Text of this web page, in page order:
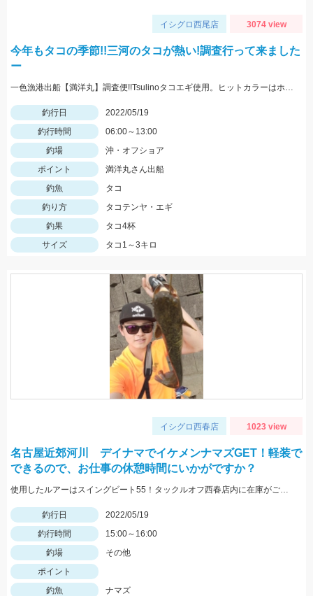
イシグロ西尾店 3074 view
今年もタコの季節!!三河のタコが熱い!調査行って来ました
ー
一色漁港出船【満洋丸】調査便!!Tsulinoタコエギ使用。ヒットカラーはホワイト・レッド
釣行日
2022/05/19
釣行時間
06:00～13:00
釣場
沖・オフショア
ポイント
満洋丸さん出船
釣魚
タコ
釣り方
タコテンヤ・エギ
釣果
タコ4杯
サイズ
タコ1～3キロ
イシグロ西春店 1023 view
名古屋近郊河川 デイナマでイケメンナマズGET！軽装で
できるので、お仕事の休憩時間にいかがですか？
使用したルアーはスイングビート55！タックルオフ西春店内に在庫がございます！
釣行日
2022/05/19
釣行時間
15:00～16:00
釣場
その他
ポイント
釣魚
ナマズ